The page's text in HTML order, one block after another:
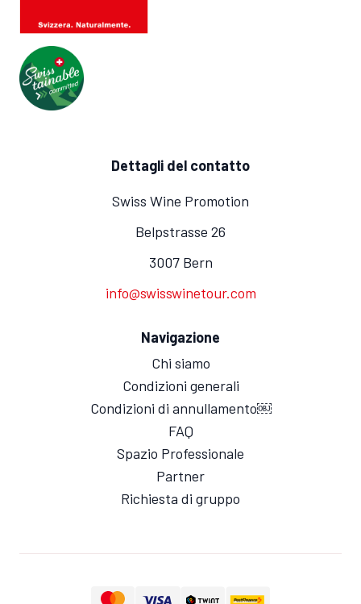
Dettagli del contatto
Swiss Wine Promotion
Belpstrasse 26
3007 Bern
info@swisswinetour.com
Navigazione
Chi siamo
Condizioni generali
Condizioni di annullamento￼
FAQ
Spazio Professionale
Partner
Richiesta di gruppo